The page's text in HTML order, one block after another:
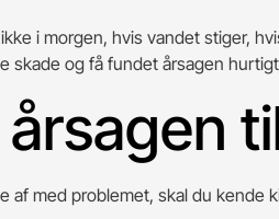
i morgen, hvis vandet stiger,
skade og få fundet årsagen
årsagen
af med problemet, skal du